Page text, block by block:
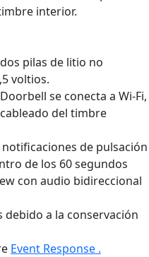
interior.
pilas de litio no
voltios.
se conecta a Wi-Fi,
del timbre
de pulsación
de los 60 segundos
con audio bidireccional
a la conservación
Event Response .